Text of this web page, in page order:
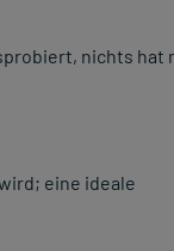
nichts hat
eine ideale